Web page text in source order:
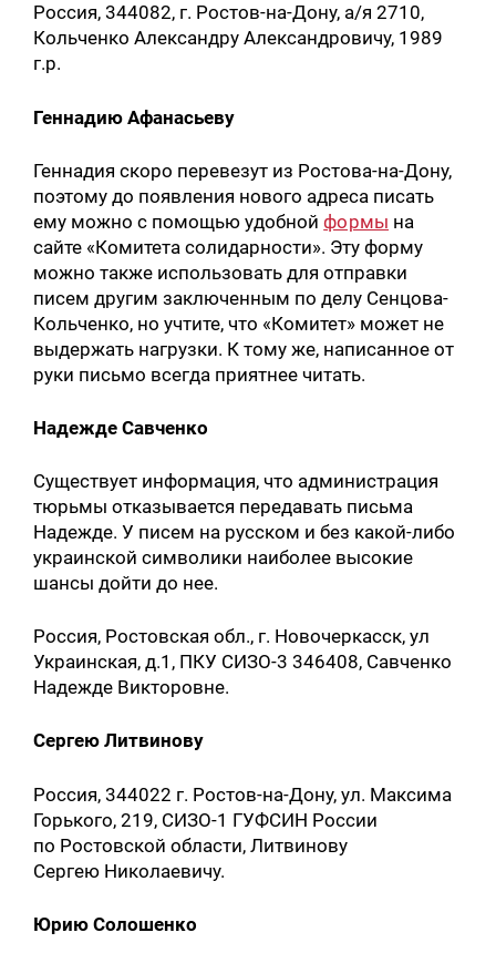
Россия, 344082, г. Ростов-на-Дону, а/я 2710,
Кольченко Александру Александровичу, 1989
г.р.
Геннадию Афанасьеву
Геннадия скоро перевезут из Ростова-на-Дону,
поэтому до появления нового адреса писать
ему можно с помощью удобнойформы на
сайте «Комитета солидарности». Эту форму
можно также использовать для отправки
писем другим заключенным по делу Сенцова-
Кольченко, но учтите, что «Комитет» может не
выдержать нагрузки. К тому же, написанное от
руки письмо всегда приятнее читать.
Надежде Савченко
Существует информация, что администрация
тюрьмы отказывается передавать письма
Надежде. У писем на русском и без какой-либо
украинской символики наиболее высокие
шансы дойти до нее.
Россия, Ростовская обл., г. Новочеркасск, ул
Украинская, д.1, ПКУ СИЗО-3 346408, Савченко
Надежде Викторовне.
Сергею Литвинову
Россия, 344022 г. Ростов-на-Дону, ул. Максима
Горького, 219, СИЗО-1 ГУФСИН России
по Ростовской области, Литвинову
Сергею Николаевичу.
Юрию Солошенко